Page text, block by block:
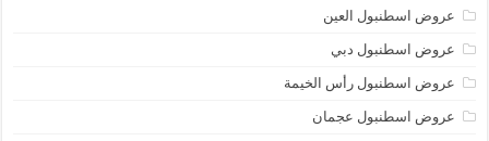
عروض اسطنبول العين
عروض اسطنبول دبي
عروض اسطنبول رأس الخيمة
عروض اسطنبول عجمان